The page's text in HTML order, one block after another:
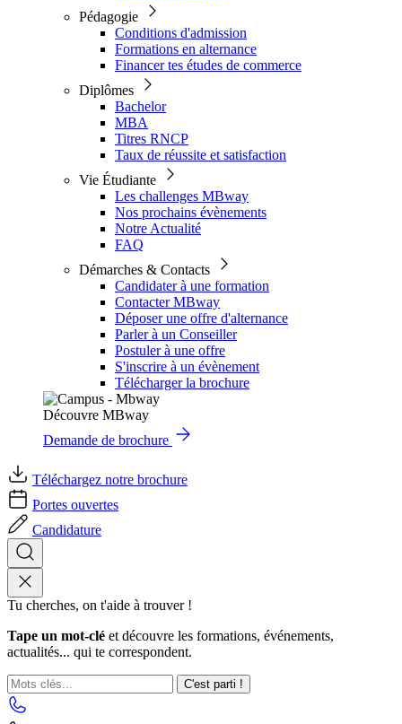
Pédagogie
Conditions d'admission
Formations en alternance
Financer tes études de commerce
Diplômes
Bachelor
MBA
Titres RNCP
Taux de réussite et satisfaction
Vie Étudiante
Les challenges MBway
Nos prochains évènements
Notre Actualité
FAQ
Démarches & Contacts
Candidater à une formation
Contacter MBway
Déposer une offre d'alternance
Parler à un Conseiller
Postuler à une offre
S'inscrire à un évènement
Télécharger la brochure
Découvre MBway
Demande de brochure
Téléchargez notre brochure
Portes ouvertes
Candidature
Tu cherches, on t'aide à trouver !
Tape un mot-clé et découvre les formations, événements,
actualités... qui te correspondent.
C'est parti !